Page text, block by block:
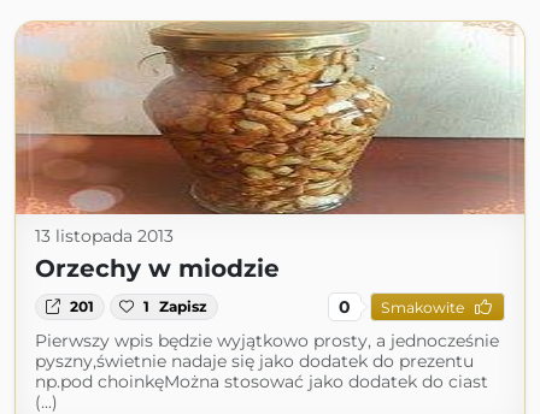
13 listopada 2013
Orzechy w miodzie
201 1 Zapisz 0 Smakowite
Pierwszy wpis będzie wyjątkowo prosty, a jednocześnie
pyszny,świetnie nadaje się jako dodatek do prezentu
np.pod choinkęMożna stosować jako dodatek do ciast
(...)